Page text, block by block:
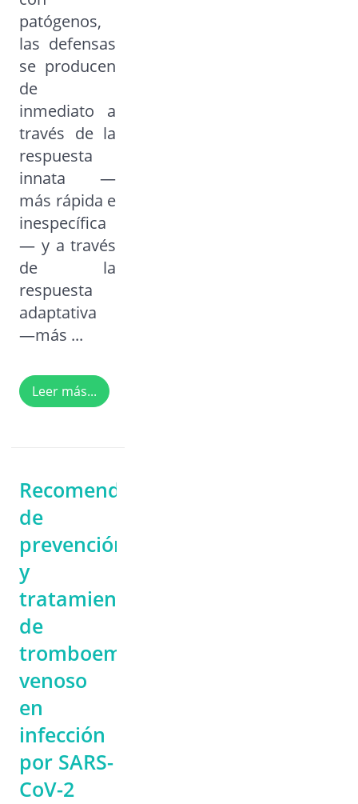
patógenos,
las defensas
se producen
de
inmediato a
través de la
respuesta
innata —
más rápida e
inespecífica
— y a través
de la
respuesta
adaptativa
—más ...
Leer más...
Recomendaciones
de
prevención
y
tratamiento
de
tromboembolismo
venoso
en
infección
por SARS-
CoV-2